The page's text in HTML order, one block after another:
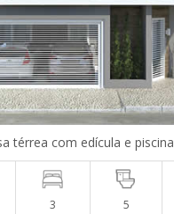
térrea com edícula e piscina
3 5